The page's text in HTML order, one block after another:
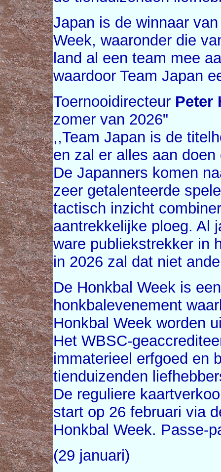
Japan is de winnaar
Week, waaronder die
land al een team mee
waardoor Team Japan
Toernooidirecteur Peter
zomer van 2026"
,,Team Japan is de
en zal er alles aan
De Japanners komen
zeer getalenteerde
tactisch inzicht
aantrekkelijke ploeg. Al
ware publiekstrekker in
in 2026 zal dat niet
De Honkbal Week is
honkbalevenement
Honkbal Week worden
Het WBSC-
immaterieel erfgoed en
tienduizenden
De reguliere
start op 26 februari via
Honkbal Week. Passe-
(29 januari)